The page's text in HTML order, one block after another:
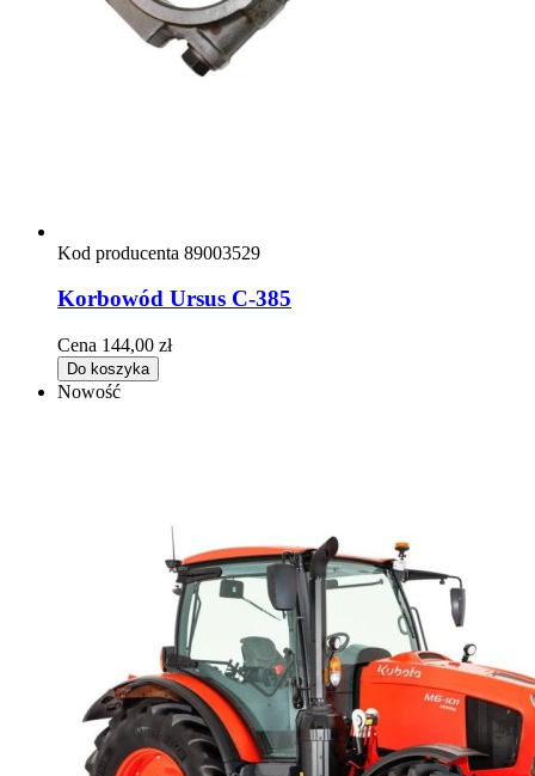
Kod producenta 89003529
Korbowód Ursus C-385
Cena 144,00 zł
Do koszyka
Nowość